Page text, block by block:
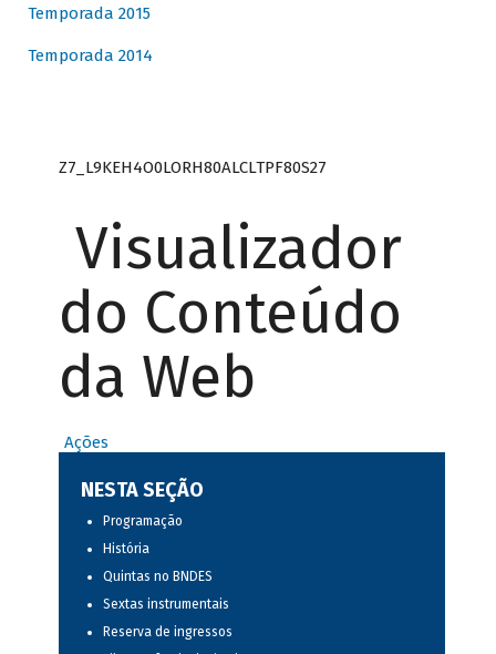
Temporada 2015
Temporada 2014
Z7_L9KEH4O0LORH80ALCLTPF80S27
Visualizador
do Conteúdo
da Web
Ações
NESTA SEÇÃO
Programação
História
Quintas no BNDES
Sextas instrumentais
Reserva de ingressos